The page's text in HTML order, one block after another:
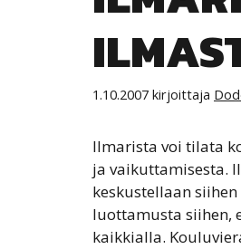
1.10.2007 kirjoittaja
Ilmarista voi tilata
ja vaikuttamisesta.
keskustellaan
luottamusta siihen,
kaikkialla.